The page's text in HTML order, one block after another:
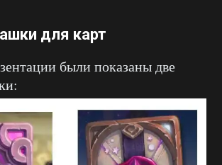
для карт
были показаны две